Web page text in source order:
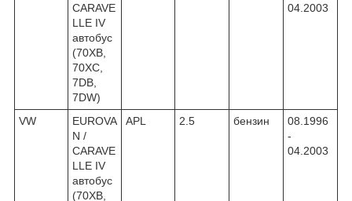
CARAVE
LLE IV
автобус
(70XB,
70XC,
7DB,
7DW)
04.2003
VW
EUROVA
N /
CARAVE
LLE IV
автобус
(70XB,
APL 2.5 бензин
08.1996
-
04.2003